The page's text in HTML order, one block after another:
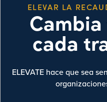
ELEVAR LA
cada
ELEVATE hace que sea